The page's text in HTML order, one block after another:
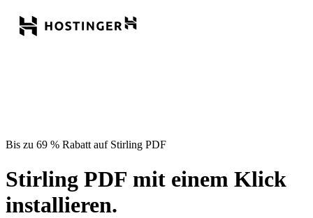
Bis zu 69 % Rabatt auf Stirling PDF
Stirling PDF mit einem Klick
installieren.